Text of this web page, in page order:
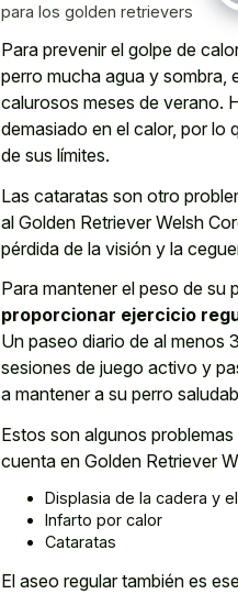
para los golden retrievers
Para prevenir el golpe de
perro mucha agua y sombra,
calurosos meses de verano.
demasiado en el calor, por lo
de sus límites.
Las cataratas son otro
al Golden Retriever Welsh
pérdida de la visión y la
Para mantener el peso de su
proporcionar ejercicio
Un paseo diario de al menos
sesiones de juego activo y
a mantener a su perro
Estos son algunos
cuenta en Golden Retriever
Displasia de la cadera y
Infarto por calor
Cataratas
El aseo regular también es